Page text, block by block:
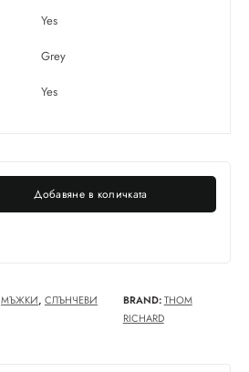
Yes
Grey
Yes
Добавяне в количката
МЪЖКИ, СЛЪНЧЕВИ
BRAND:THOM
RICHARD